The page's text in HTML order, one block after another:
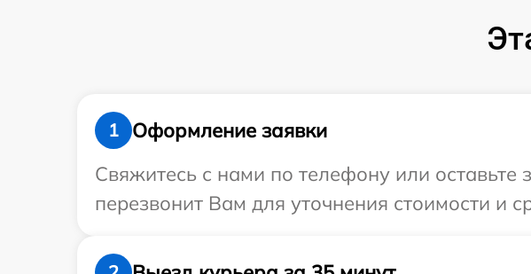
1
Оформление заявки
Свяжитесь с нами по телефону или оставьте
перезвонит Вам для уточнения стоимости и